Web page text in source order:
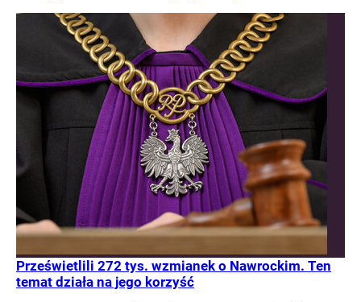
Prześwietlili 272 tys. wzmianek o Nawrockim. Ten
temat działa na jego korzyść